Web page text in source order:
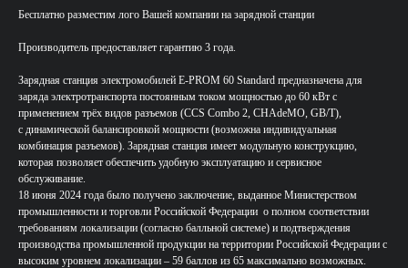
Бесплатно разместим лого Вашей компании на зарядной станции
Производитель предоставляет гарантию 3 года.
Зарядная станция электромобилей E-PROM 60 Standard предназначена для
заряда электротранспорта постоянным током мощностью до 60 кВт с
применением трёх видов разъемов (ССS Combo 2, CHAdeMO, GB/T),
с динамической балансировкой мощности (возможна индивидуальная
комбинация разъемов). Зарядная станция имеет модульную конструкцию,
которая позволяет обеспечить удобную эксплуатацию и сервисное
обслуживание.
18 июня 2024 года было получено заключение, выданное Министерством
промышленности и торговли Российской Федерации о полном соответствии
требованиям локализации (согласно балльной системе) и подтверждения
производства промышленной продукции на территории Российской Федерации с
высоким уровнем локализации – 59 баллов из 65 максимально возможных.